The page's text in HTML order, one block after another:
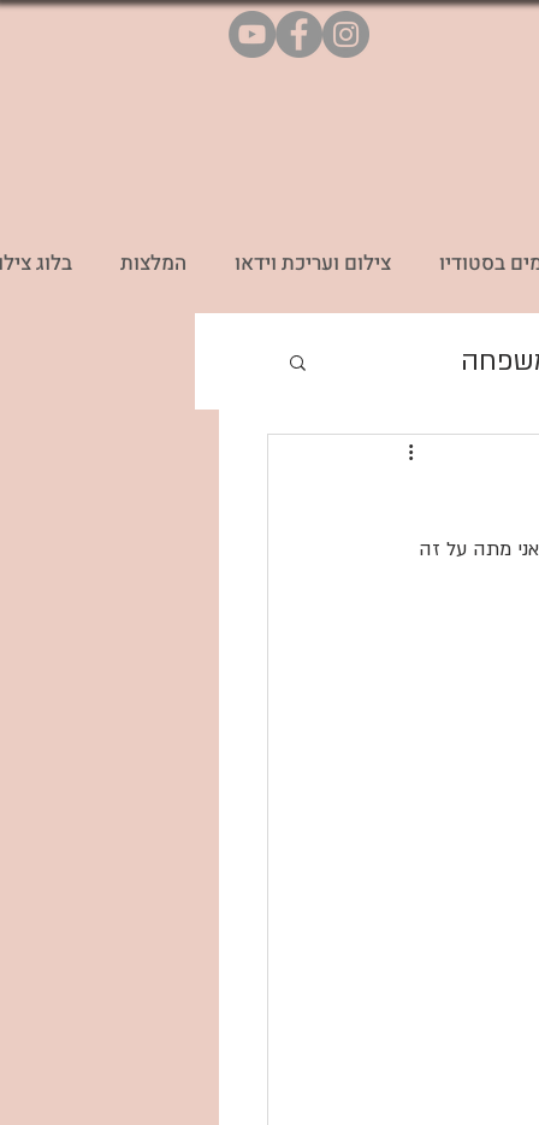
בסטודיו צילום ועריכת וידאו המלצות בלוג
מתה על זה